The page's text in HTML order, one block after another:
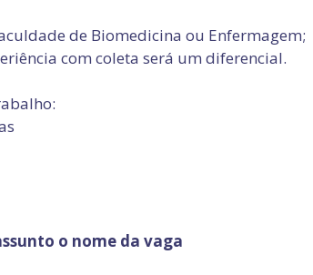
de Biomedicina ou Enfermagem;
com coleta será um diferencial.
o nome da vaga